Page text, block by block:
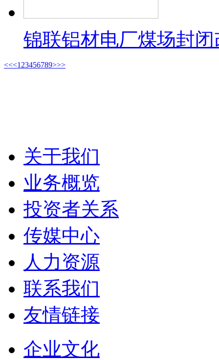
锦联铝材电厂煤场封
<<<1 23456789>>>
关于我们
业务概览
投资者关系
传媒中心
人力资源
联系我们
友情链接
企业文化